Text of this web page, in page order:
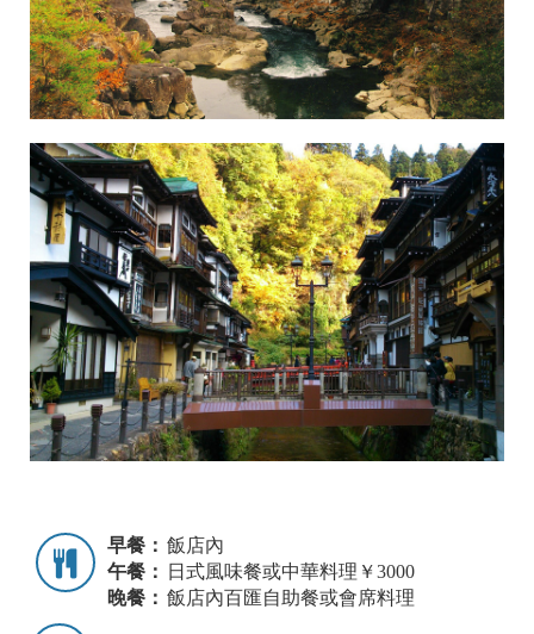
早餐： 飯店內
午餐：
日式風味餐或中華料理￥3000
晚餐： 飯店內百匯自助餐或會席料理